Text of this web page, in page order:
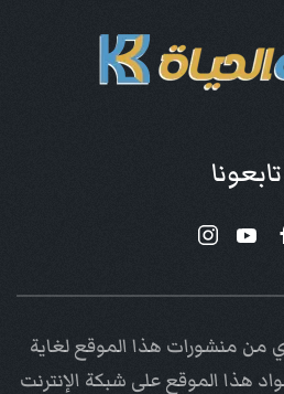
تابعونا
من منشورات هذا الموقع لغاية
هذا الموقع على شبكة الإنترنت